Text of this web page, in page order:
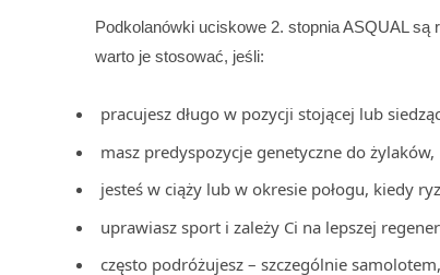
Podkolanówki uciskowe 2. stopnia ASQUAL
warto je stosować, jeśli:
pracujesz długo w pozycji stojącej lub
masz predyspozycje genetyczne do żylaków,
jesteś w ciąży lub w okresie połogu, kiedy
uprawiasz sport i zależy Ci na lepszej
często podróżujesz – szczególnie